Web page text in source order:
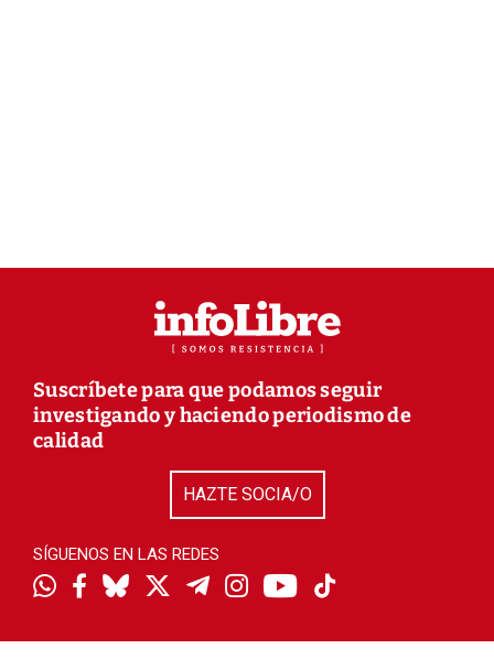
Suscríbete para que podamos seguir
investigando y haciendo periodismo de
calidad
HAZTE SOCIA/O
SÍGUENOS EN LAS REDES